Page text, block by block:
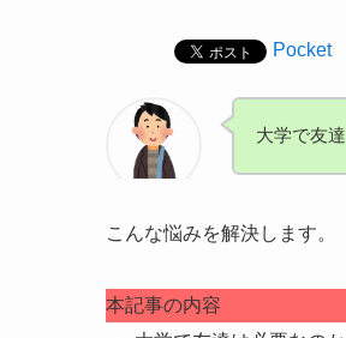
Pocket
大学で友
こんな悩みを解決します。
本記事の内容